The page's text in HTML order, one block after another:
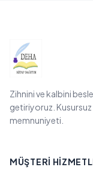
Zihnini ve kalbini
getiriyoruz.
memnuniyeti.
MÜŞTERI